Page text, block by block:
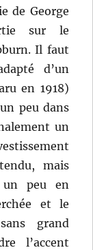
de George
sur le
Il faut
d’un
en 1918)
peu dans
un
mais
un peu en
et le
grand
l’accent